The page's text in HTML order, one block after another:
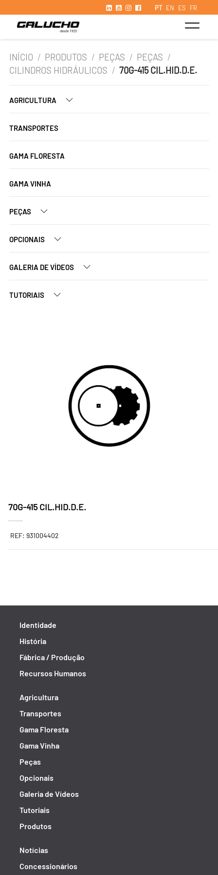
PT EN ES FR
INÍCIO / PRODUTOS / PEÇAS / PEÇAS /
CILINDROS HIDRÁULICOS / 70G-415 CIL.HID.D.E.
AGRICULTURA
TRANSPORTES
GAMA FLORESTA
GAMA VINHA
PEÇAS
OPCIONAIS
GALERIA DE VÍDEOS
TUTORIAIS
70G-415 CIL.HID.D.E.
REF: 931004402
Identidade
História
Fábrica / Produção
Recursos Humanos
Agricultura
Transportes
Gama Floresta
Gama Vinha
Peças
Opcionais
Galeria de Vídeos
Tutoriais
Produtos
Notícias
Concessionários